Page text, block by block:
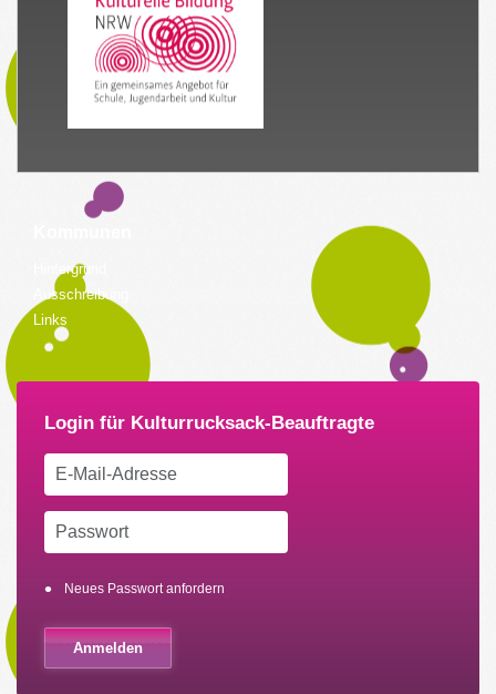
Hintergrund
Ausschreibung
Links
Neues Passwort anfordern